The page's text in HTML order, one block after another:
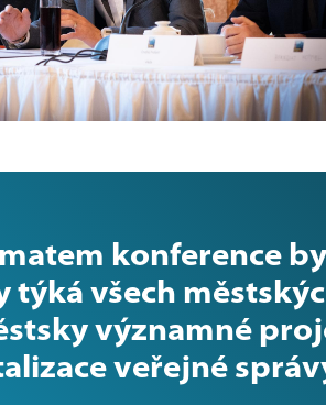
konference
týká všech
významné
veřejné